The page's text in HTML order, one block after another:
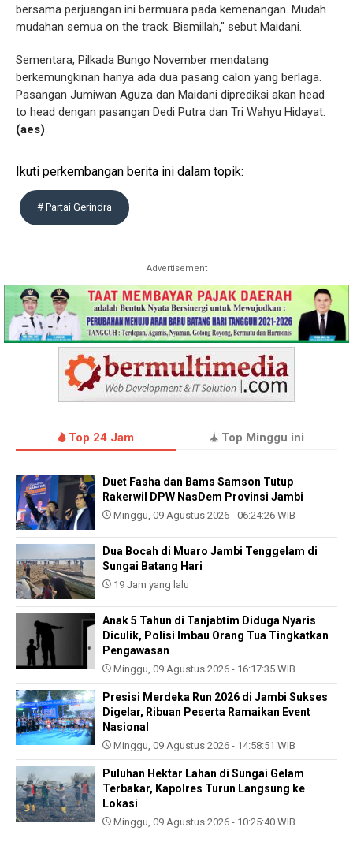
bersama perjuangan ini bermuara pada kemenangan. Mudah
mudahan semua on the track. Bismillah," sebut Maidani.
Sementara, Pilkada Bungo November mendatang
berkemungkinan hanya ada dua pasang calon yang berlaga.
Pasangan Jumiwan Aguza dan Maidani diprediksi akan head
to head dengan pasangan Dedi Putra dan Tri Wahyu Hidayat.
(aes)
Ikuti perkembangan berita ini dalam topik:
# Partai Gerindra
Advertisement
Top 24 Jam Top Minggu ini
Duet Fasha dan Bams Samson Tutup
Rakerwil DPW NasDem Provinsi Jambi
Minggu, 09 Agustus 2026 - 06:24:26 WIB
Dua Bocah di Muaro Jambi Tenggelam di
Sungai Batang Hari
19 Jam yang lalu
Anak 5 Tahun di Tanjabtim Diduga Nyaris
Diculik, Polisi Imbau Orang Tua Tingkatkan
Pengawasan
Minggu, 09 Agustus 2026 - 16:17:35 WIB
Presisi Merdeka Run 2026 di Jambi Sukses
Digelar, Ribuan Peserta Ramaikan Event
Nasional
Minggu, 09 Agustus 2026 - 14:58:51 WIB
Puluhan Hektar Lahan di Sungai Gelam
Terbakar, Kapolres Turun Langsung ke
Lokasi
Minggu, 09 Agustus 2026 - 10:25:40 WIB